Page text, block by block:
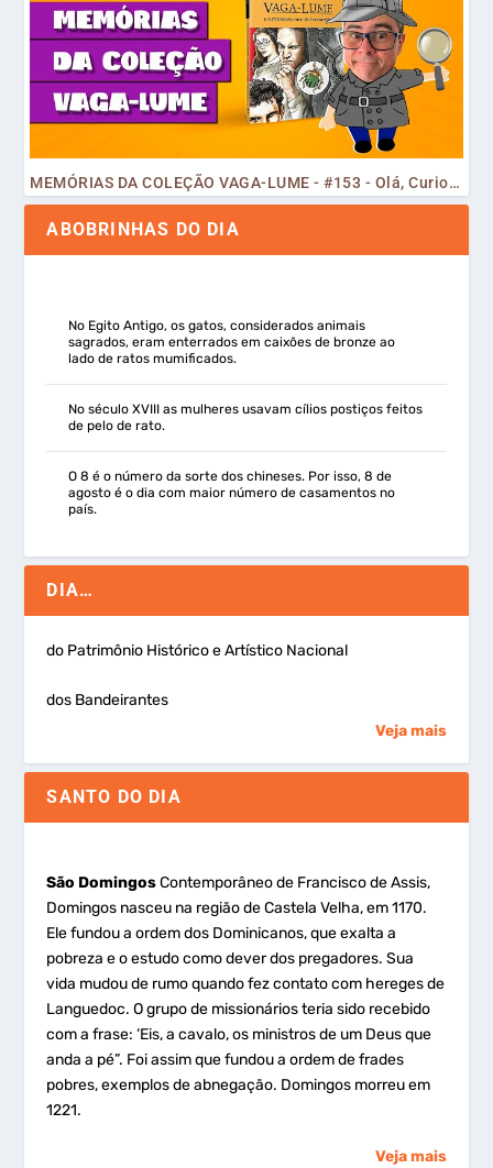
MEMÓRIAS DA COLEÇÃO VAGA-LUME - #153 - Olá, Curiosos! 2023
ABOBRINHAS DO DIA
No Egito Antigo, os gatos, considerados animais
sagrados, eram enterrados em caixões de bronze ao
lado de ratos mumificados.
No século XVIII as mulheres usavam cílios postiços feitos
de pelo de rato.
O 8 é o número da sorte dos chineses. Por isso, 8 de
agosto é o dia com maior número de casamentos no
país.
DIA…
do Patrimônio Histórico e Artístico Nacional
dos Bandeirantes
Veja mais
SANTO DO DIA
São DomingosContemporâneo de Francisco de Assis,
Domingos nasceu na região de Castela Velha, em 1170.
Ele fundou a ordem dos Dominicanos, que exalta a
pobreza e o estudo como dever dos pregadores. Sua
vida mudou de rumo quando fez contato com hereges de
Languedoc. O grupo de missionários teria sido recebido
com a frase: ‘Eis, a cavalo, os ministros de um Deus que
anda a pé”. Foi assim que fundou a ordem de frades
pobres, exemplos de abnegação. Domingos morreu em
1221.
Veja mais